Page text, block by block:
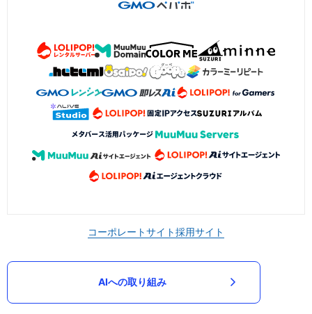
コーポレートサイト採用サイト
AIへの取り組み